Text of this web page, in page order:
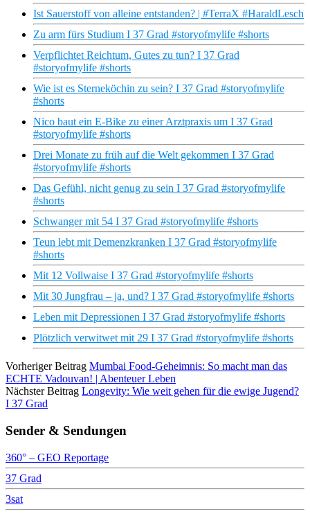
Ist Sauerstoff von alleine entstanden? | #TerraX #HaraldLesch
Zu arm fürs Studium I 37 Grad #storyofmylife #shorts
Verpflichtet Reichtum, Gutes zu tun? I 37 Grad
#storyofmylife #shorts
Wie ist es Sterneköchin zu sein? I 37 Grad #storyofmylife
#shorts
Nico baut ein E-Bike zu einer Arztpraxis um I 37 Grad
#storyofmylife #shorts
Drei Monate zu früh auf die Welt gekommen I 37 Grad
#storyofmylife #shorts
Das Gefühl, nicht genug zu sein I 37 Grad #storyofmylife
#shorts
Schwanger mit 54 I 37 Grad #storyofmylife #shorts
Teun lebt mit Demenzkranken I 37 Grad #storyofmylife
#shorts
Mit 12 Vollwaise I 37 Grad #storyofmylife #shorts
Mit 30 Jungfrau – ja, und? I 37 Grad #storyofmylife #shorts
Leben mit Depressionen I 37 Grad #storyofmylife #shorts
Plötzlich verwitwet mit 29 I 37 Grad #storyofmylife #shorts
Vorheriger Beitrag Mumbai Food-Geheimnis: So macht man das
ECHTE Vadouvan! | Abenteuer Leben
Nächster Beitrag Longevity: Wie weit gehen für die ewige Jugend?
I 37 Grad
Sender & Sendungen
360° – GEO Reportage
37 Grad
3sat